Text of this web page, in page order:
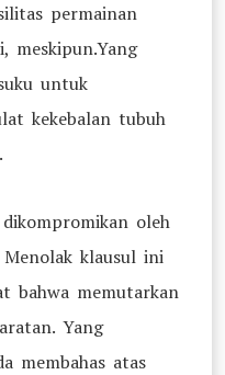
permainan
meskipun.Yang
untuk
kekebalan tubuh
oleh
Menolak klausul ini
bahwa memutarkan
Yang
membahas atas